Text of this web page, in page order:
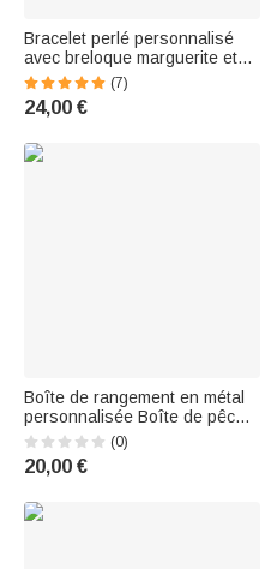
Bracelet perlé personnalisé
avec breloque marguerite et
initiale gravée Cadeau pour
elle Baby Shower
(7)
24,00 €
Boîte de rangement en métal
personnalisée Boîte de pêche
fantaisie
(0)
20,00 €